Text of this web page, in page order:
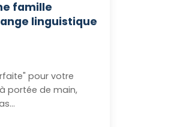
famille
linguistique
pour votre
portée de main,